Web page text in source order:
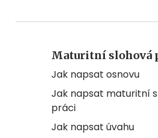
Maturitní slohová
Jak napsat osnovu
Jak napsat maturitní
práci
Jak napsat úvahu